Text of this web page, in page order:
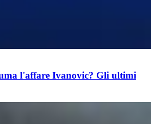
l'affare Ivanovic? Gli ultimi